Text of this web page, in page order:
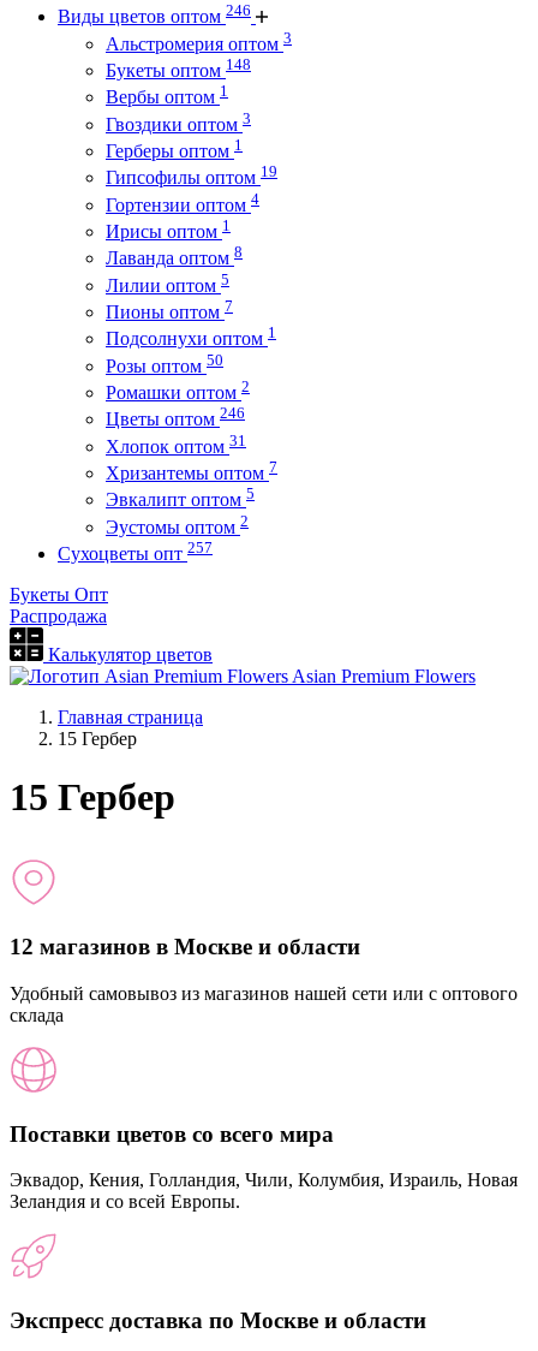
Виды цветов оптом 246
Альстромерия оптом 3
Букеты оптом 148
Вербы оптом 1
Гвоздики оптом 3
Герберы оптом 1
Гипсофилы оптом 19
Гортензии оптом 4
Ирисы оптом 1
Лаванда оптом 8
Лилии оптом 5
Пионы оптом 7
Подсолнухи оптом 1
Розы оптом 50
Ромашки оптом 2
Цветы оптом 246
Хлопок оптом 31
Хризантемы оптом 7
Эвкалипт оптом 5
Эустомы оптом 2
Сухоцветы опт 257
Букеты Опт
Распродажа
Калькулятор цветов
Asian Premium Flowers
Главная страница
15 Гербер
15 Гербер
12 магазинов в Москве и области
Удобный самовывоз из магазинов нашей сети или с оптового
склада
Поставки цветов со всего мира
Эквадор, Кения, Голландия, Чили, Колумбия, Израиль, Новая
Зеландия и со всей Европы.
Экспресс доставка по Москве и области